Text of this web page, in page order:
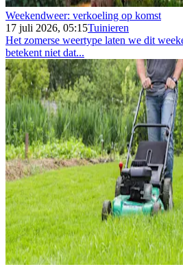
Weekendweer: verkoeling op komst
17 juli 2026, 05:15Tuinieren
Het zomerse weertype laten we dit
betekent niet dat...